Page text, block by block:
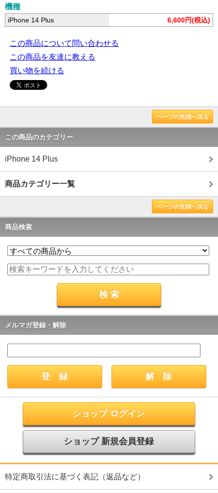
機種
iPhone 14 Plus 6,600円(税込)
この商品について問い合わせる
この商品を友達に教える
買い物を続ける
ページの先頭へ戻る
この商品のカテゴリー
iPhone 14 Plus
商品カテゴリー一覧
ページの先頭へ戻る
商品検索
メルマガ登録・解除
ショップ ログイン
ショップ 新規会員登録
特定商取引法に基づく表記（返品など）